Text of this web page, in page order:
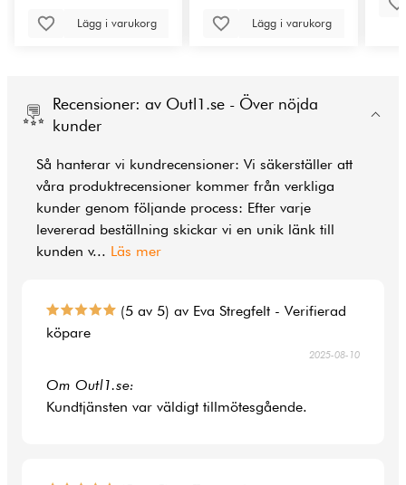
Lägg i varukorg Lägg i varukorg
Recensioner: av Outl1.se - Över nöjda
kunder
Så hanterar vi kundrecensioner: Vi säkerställer att
våra produktrecensioner kommer från verkliga
kunder genom följande process: Efter varje
levererad beställning skickar vi en unik länk till
kunden v... Läs mer
(5 av 5) av Eva Stregfelt - Verifierad
köpare
2025-08-10
Om Outl1.se:
Kundtjänsten var väldigt tillmötesgående.